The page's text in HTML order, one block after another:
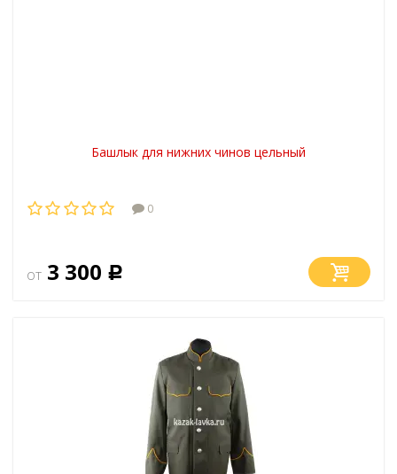
Башлык для нижних чинов цельный
0
от 3 300 Р